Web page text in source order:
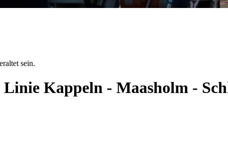
sein.
Kappeln - Maasholm -